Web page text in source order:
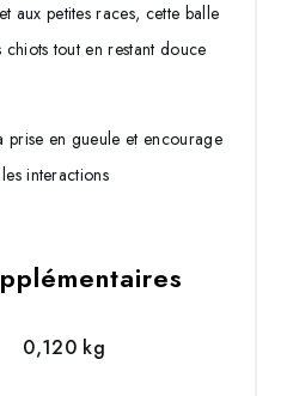
aux petites races, cette balle
tout en restant douce
en gueule et encourage
interactions
0,120 kg